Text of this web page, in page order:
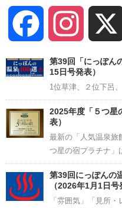
Facebook Instagram
第39回「にっぽん
15日号発表）
1位草津、２位下呂
2025年度「５つ星
表）
最新の「人気温泉旅
つ星の宿プラチナ」
第39回にっぽんの
（2026年1月1日号
「雰囲気」「見所